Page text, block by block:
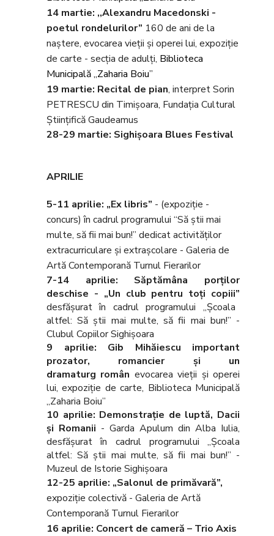
14 martie: ,,Alexandru Macedonski -
poetul rondelurilor” 160 de ani de la
naştere, evocarea vieţii şi operei lui, expoziție
de carte - secţia de adulți, Biblioteca
Municipală „Zaharia Boiu”
19 martie: Recital de pian, interpret Sorin
PETRESCU din Timișoara, Fundația Cultural
Științifică Gaudeamus
28-29 martie: Sighișoara Blues Festival
APRILIE
5-11 aprilie: „Ex libris” - (expoziţie -
concurs) în cadrul programului “Să ştii mai
multe, să fii mai bun!” dedicat activităţilor
extracurriculare şi extraşcolare - Galeria de
Artă Contemporană Turnul Fierarilor
7-14 aprilie: Săptămâna porţilor
deschise - „Un club pentru toţi copiii”
desfăşurat în cadrul programului „Şcoala
altfel: Să ştii mai multe, să fii mai bun!” -
Clubul Copiilor Sighişoara
9 aprilie: Gib Mihăiescu important
prozator, romancier și un
dramaturg român evocarea vieţii şi operei
lui, expoziție de carte, Biblioteca Municipală
„Zaharia Boiu”
10 aprilie: Demonstrație de luptă, Dacii
și Romanii - Garda Apulum din Alba Iulia,
desfăşurat în cadrul programului „Şcoala
altfel: Să ştii mai multe, să fii mai bun!” -
Muzeul de Istorie Sighișoara
12-25 aprilie: „Salonul de primăvară”,
expoziţie colectivă - Galeria de Artă
Contemporană Turnul Fierarilor
16 aprilie: Concert de cameră – Trio Axis